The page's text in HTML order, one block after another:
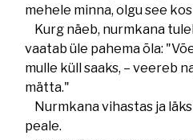
mehele minna, olgu see
Kurg näeb, nurmkana
vaatab üle pahema õla:
mulle küll saaks, – veereb
mätta."
Nurmkana vihastas ja
peale.